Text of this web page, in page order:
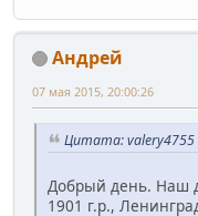
Андрей
07 мая 2015, 20:00:26
Цитата: valery4755
Добрый день. Наш
1901 г.р.,